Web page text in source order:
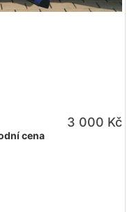
3 000 Kč
cena